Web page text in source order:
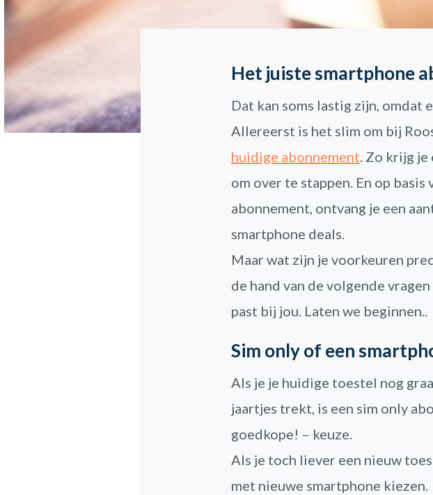
Het juiste smartphone
Dat kan soms lastig zijn,
Allereerst is het slim om bij
huidige abonnement. Zo krijg
om over te stappen. En op
abonnement, ontvang je een
smartphone deals.
Maar wat zijn je voorkeuren
de hand van de volgende
past bij jou. Laten we beginnen..
Sim only of een
Als je je huidige toestel nog
jaartjes trekt, is een sim only
goedkope! – keuze.
Als je toch liever een nieuw
met nieuwe smartphone kiezen.